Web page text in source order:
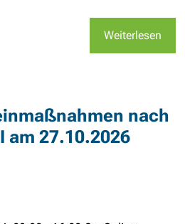
Weiterlesen
nach
am 27.10.2026